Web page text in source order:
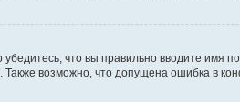
что вы правильно вводите
возможно, что допущена ошибка в